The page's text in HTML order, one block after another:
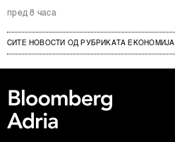
пред 8 часа
СИТЕ НОВОСТИ ОД РУБРИКАТА ЕКОНОМИЈА